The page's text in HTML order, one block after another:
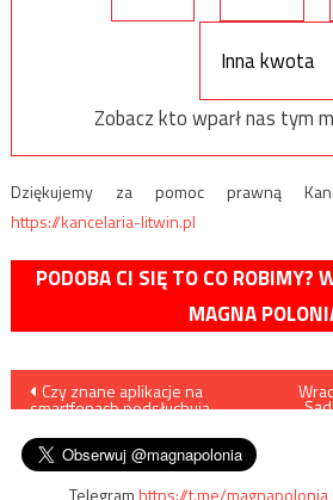
Inna kwota
Zobacz kto wparł nas tym
Dziękujemy za pomoc prawną
https://kancelaria-litwin.pl
PODOBA CI SIĘ TO CO ROBIMY?
MAGNA
Nawigacja
wpisu
Czy znane aplikacje na
smartfonach podsłuchują
Telegramhttps://t.me/magnapolonia